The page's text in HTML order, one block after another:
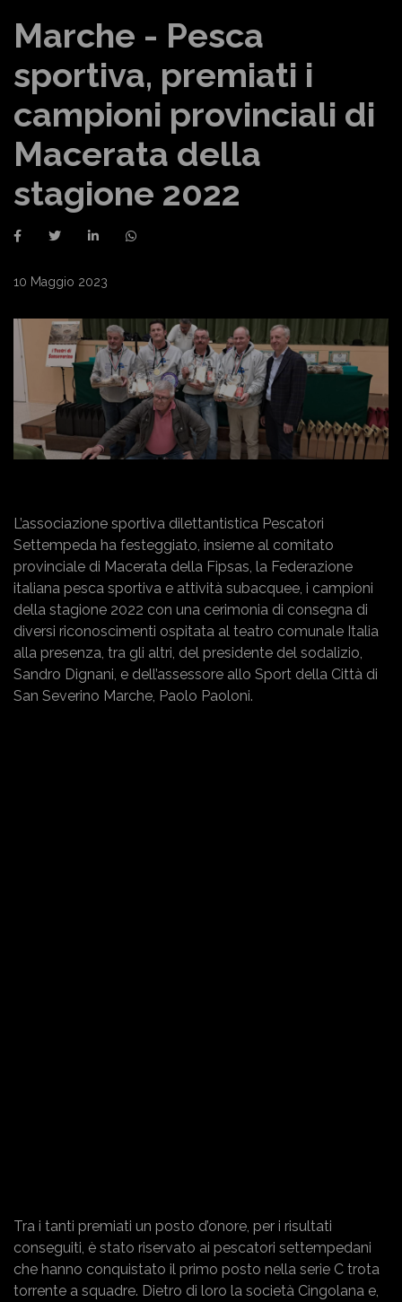
Marche - Pesca
sportiva, premiati i
campioni provinciali di
Macerata della
stagione 2022
10 Maggio 2023
L’associazione sportiva dilettantistica Pescatori
Settempeda ha festeggiato, insieme al comitato
provinciale di Macerata della Fipsas, la Federazione
italiana pesca sportiva e attività subacquee, i campioni
della stagione 2022 con una cerimonia di consegna di
diversi riconoscimenti ospitata al teatro comunale Italia
alla presenza, tra gli altri, del presidente del sodalizio,
Sandro Dignani, e dell’assessore allo Sport della Città di
San Severino Marche, Paolo Paoloni.
Tra i tanti premiati un posto d’onore, per i risultati
conseguiti, è stato riservato ai pescatori settempedani
che hanno conquistato il primo posto nella serie C trota
torrente a squadre. Dietro di loro la società Cingolana e,